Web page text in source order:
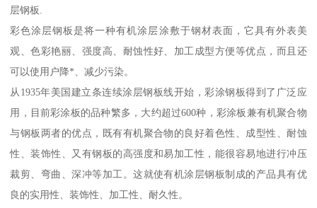
层钢板.
彩色涂层钢板是将一种有机涂层涂敷于钢材表面，它具有外表美
观、色彩艳丽、强度高、耐蚀性好、加工成型方便等优点，而且还
可以使用户降*、减少污染。
从1935年美国建立条连续涂层钢板线开始，彩涂钢板得到了广泛应
用，目前彩涂板的品种繁多，大约超过600种，彩涂板兼有机聚合物
与钢板两者的优点，既有有机聚合物的良好着色性、成型性、耐蚀
性、装饰性、又有钢板的高强度和易加工性，能很容易地进行冲压
裁剪、弯曲、深冲等加工。这就使有机涂层钢板制成的产品具有优
良的实用性、装饰性、加工性、耐久性。